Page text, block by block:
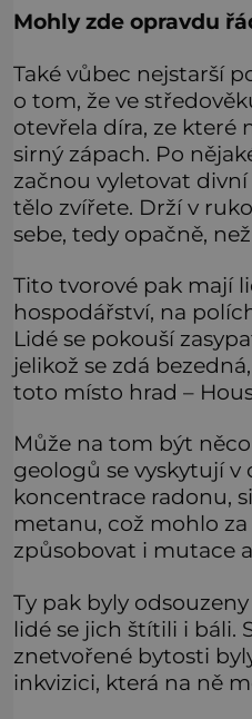
Mohly zde opravdu
Také vůbec nejstarší
o tom, že ve
otevřela díra, ze které
sirný zápach. Po
začnou vyletovat divní
tělo zvířete. Drží v
sebe, tedy opačně,
Tito tvorové pak mají
hospodářství, na
Lidé se pokouší
jelikož se zdá
toto místo hrad –
Může na tom být
geologů se vyskytují v
koncentrace radonu,
metanu, což mohlo
způsobovat i mutace
Ty pak byly
lidé se jich štítili i báli.
znetvořené bytosti
inkvizici, která na ně